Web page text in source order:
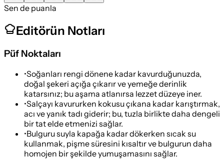
Sen de puanla
Editörün Notları
Püf Noktaları
•Soğanları rengi dönene kadar kavurduğunuzda,
doğal şekeri açığa çıkarır ve yemeğe derinlik
katarsınız; bu aşama atlanırsa lezzet düzeye iner.
•Salçayı kavururken kokusu çıkana kadar karıştırmak,
acı ve yanık tadı giderir; bu, tuzla birlikte daha dengeli
bir tat elde etmenizi sağlar.
•Bulguru suyla kapağa kadar dökerken sıcak su
kullanmak, pişme süresini kısaltır ve bulgurun daha
homojen bir şekilde yumuşamasını sağlar.